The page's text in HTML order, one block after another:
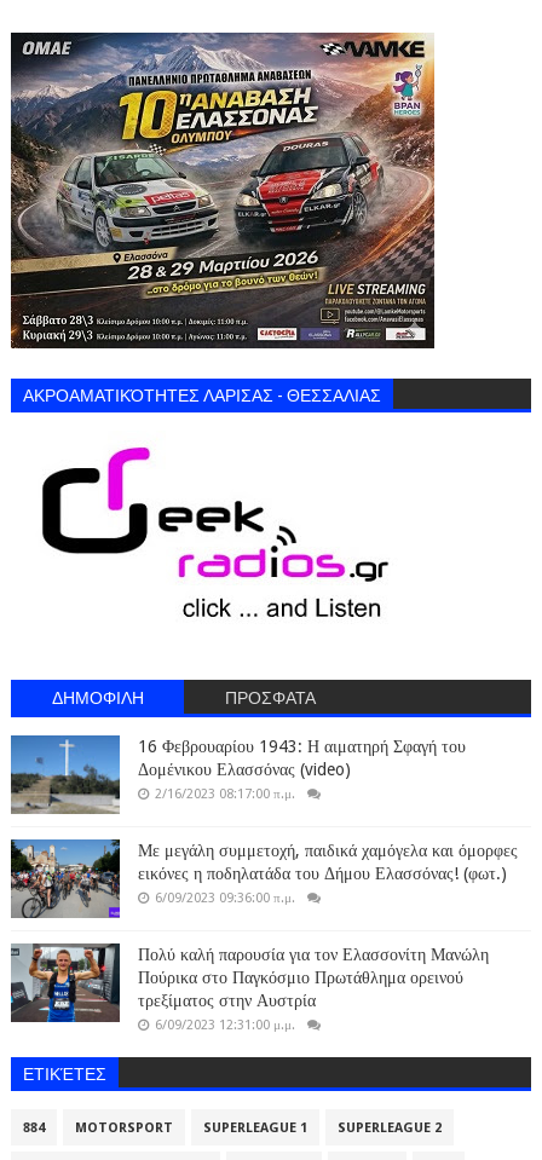
ΑΚΡΟΑΜΑΤΙΚΌΤΗΤΕΣ ΛΑΡΙΣΑΣ - ΘΕΣΣΑΛΙΑΣ
ΔΗΜΟΦΙΛΗ ΠΡΟΣΦΑΤΑ
16 Φεβρουαρίου 1943: Η αιματηρή Σφαγή του
Δομένικου Ελασσόνας (video)
2/16/2023 08:17:00 π.μ.
Με μεγάλη συμμετοχή, παιδικά χαμόγελα και όμορφες
εικόνες η ποδηλατάδα του Δήμου Ελασσόνας! (φωτ.)
6/09/2023 09:36:00 π.μ.
Πολύ καλή παρουσία για τον Ελασσονίτη Μανώλη
Πούρικα στο Παγκόσμιο Πρωτάθλημα ορεινού
τρεξίματος στην Αυστρία
6/09/2023 12:31:00 μ.μ.
ΕΤΙΚΈΤΕΣ
884 MOTORSPORT SUPERLEAGUE 1 SUPERLEAGUE 2